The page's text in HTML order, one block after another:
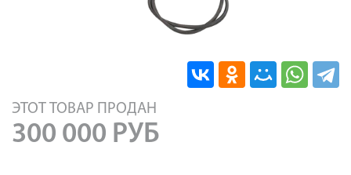
ЭТОТ ТОВАР ПРОДАН
300 000 РУБ